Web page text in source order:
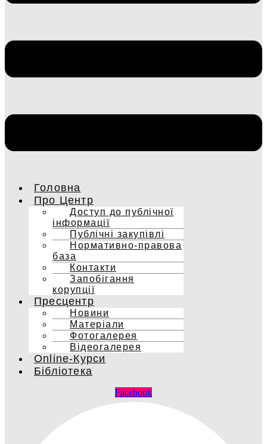
Головна
Про Центр
Доступ до публічної
інформації
Публічні закупівлі
Нормативно-правова
база
Контакти
Запобігання
корупції
Пресцентр
Новини
Матеріали
Фотогалерея
Відеогалерея
Online-Курси
Бібліотека
Facebook